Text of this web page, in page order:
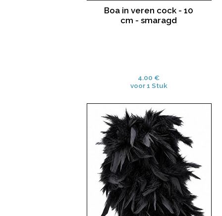
Boa in veren cock - 10
cm - smaragd
4.00 €
voor 1 Stuk